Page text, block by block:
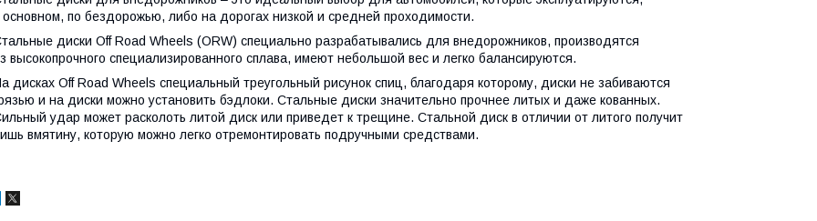
основном, по бездорожью, либо на дорогах низкой и средней проходимости.
диски Off Road Wheels (ORW) специально разрабатывались для внедорожников, производятся
высокопрочного специализированного сплава, имеют небольшой вес и легко балансируются.
дисках Off Road Wheels специальный треугольный рисунок спиц, благодаря которому, диски не забиваются
и на диски можно установить бэдлоки. Стальные диски значительно прочнее литых и даже кованных.
удар может расколоть литой диск или приведет к трещине. Стальной диск в отличии от литого получит
вмятину, которую можно легко отремонтировать подручными средствами.